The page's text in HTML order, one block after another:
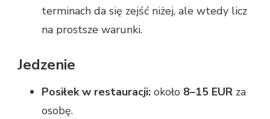
terminach da się zejść niżej, ale wtedy licz
na prostsze warunki.
Jedzenie
Posiłek w restauracji: około 8–15 EUR za
osobę.